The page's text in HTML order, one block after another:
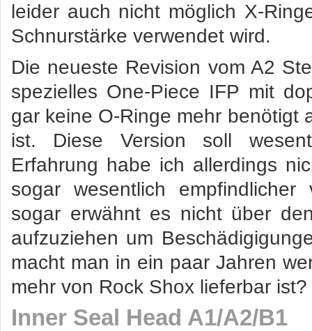
leider auch nicht möglich X-
Schnurstärke verwendet wird.
Die neueste Revision vom A2
spezielles One-Piece IFP mit
gar keine O-Ringe mehr benötigt
ist. Diese Version soll
Erfahrung habe ich allerdings
sogar wesentlich
sogar erwähnt es nicht über
aufzuziehen um
macht man in ein paar Jahren
mehr von Rock Shox lieferbar ist?
Inner Seal Head A1/A2/B1